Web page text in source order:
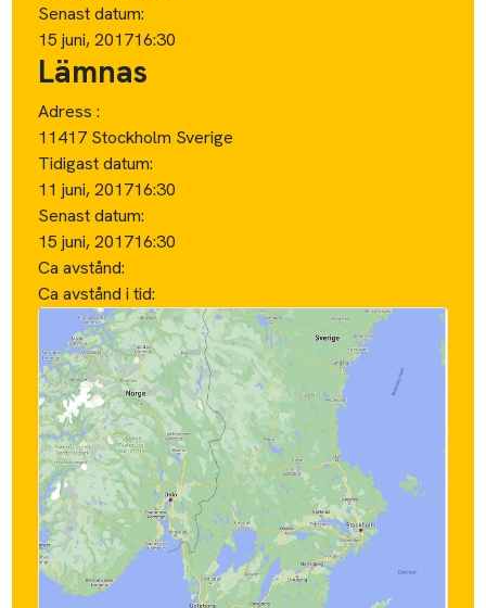
Senast datum:
15 juni, 201716:30
Lämnas
Adress :
11417 Stockholm Sverige
Tidigast datum:
11 juni, 201716:30
Senast datum:
15 juni, 201716:30
Ca avstånd:
Ca avstånd i tid: